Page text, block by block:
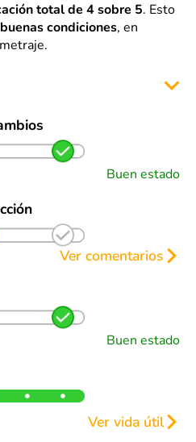
total de 4 sobre 5. Esto
condiciones, en
Buen estado
Ver comentarios
Buen estado
Ver vida útil